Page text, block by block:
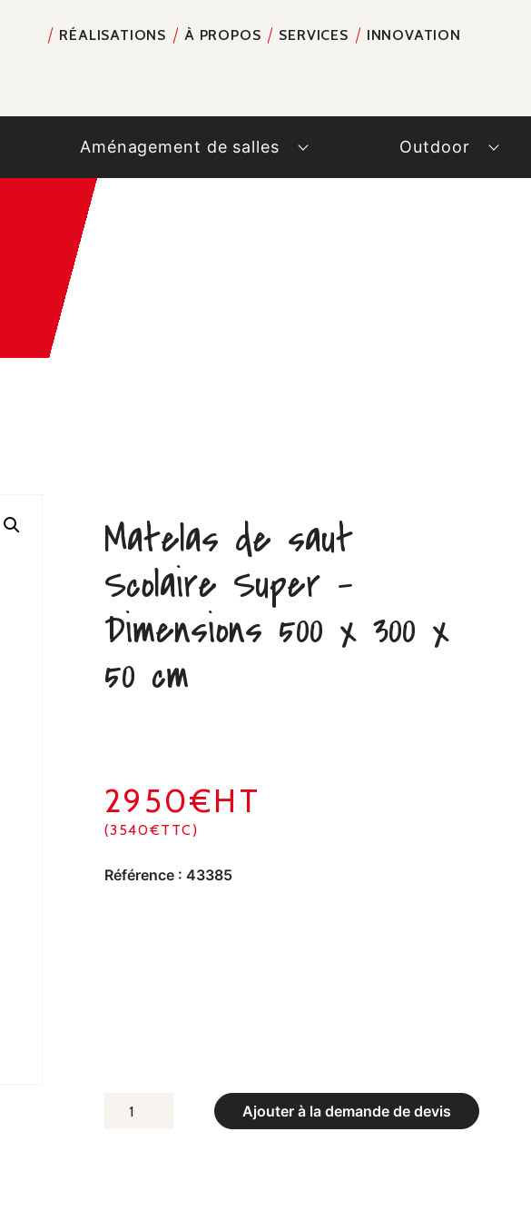
RÉALISATIONS À PROPOS SERVICES INNOVATION
Aménagement de salles Outdoor
Matelas de saut
Scolaire Super –
Dimensions 500 x 300 x
50 cm
2950€HT
(3540€TTC)
Référence : 43385
Ajouter à la demande de devis
QUANTITÉ